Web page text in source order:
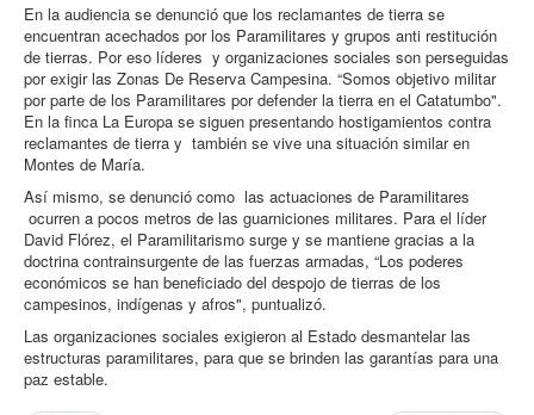
En la audiencia se denunció que los reclamantes de tierra se
encuentran acechados por los Paramilitares y grupos anti restitución
de tierras. Por eso líderes y organizaciones sociales son perseguidas
por exigir las Zonas De Reserva Campesina. “Somos objetivo militar
por parte de los Paramilitares por defender la tierra en el Catatumbo".
En la finca La Europa se siguen presentando hostigamientos contra
reclamantes de tierra y también se vive una situación similar en
Montes de María.
Así mismo, se denunció como las actuaciones de Paramilitares
ocurren a pocos metros de las guarniciones militares. Para el líder
David Flórez, el Paramilitarismo surge y se mantiene gracias a la
doctrina contrainsurgente de las fuerzas armadas, “Los poderes
económicos se han beneficiado del despojo de tierras de los
campesinos, indígenas y afros", puntualizó.
Las organizaciones sociales exigieron al Estado desmantelar las
estructuras paramilitares, para que se brinden las garantías para una
paz estable.